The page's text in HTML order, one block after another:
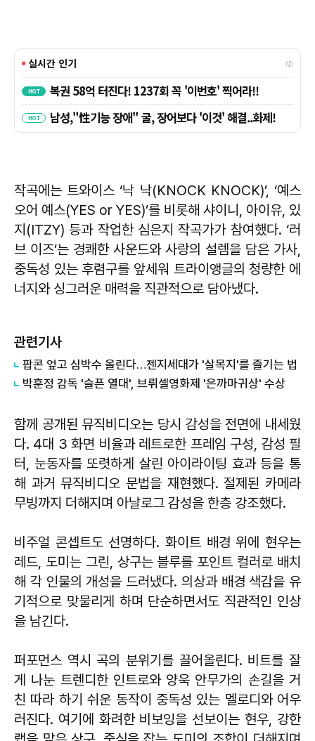
작곡에는 트와이스 ‘낙 낙(KNOCK KNOCK)’, ‘예스
오어 예스(YES or YES)’를 비롯해 샤이니, 아이유, 있
지(ITZY) 등과 작업한 심은지 작곡가가 참여했다. ‘러
브 이즈’는 경쾌한 사운드와 사랑의 설렘을 담은 가사,
중독성 있는 후렴구를 앞세워 트라이앵글의 청량한 에
너지와 싱그러운 매력을 직관적으로 담아냈다.
관련기사
팝콘 엎고 심박수 올린다…젠지세대가 '살목지'를 즐기는 법
박훈정 감독 '슬픈 열대', 브뤼셀영화제 '은까마귀상' 수상
함께 공개된 뮤직비디오는 당시 감성을 전면에 내세웠
다. 4대 3 화면 비율과 레트로한 프레임 구성, 감성 필
터, 눈동자를 또렷하게 살린 아이라이팅 효과 등을 통
해 과거 뮤직비디오 문법을 재현했다. 절제된 카메라
무빙까지 더해지며 아날로그 감성을 한층 강조했다.
비주얼 콘셉트도 선명하다. 화이트 배경 위에 현우는
레드, 도미는 그린, 상구는 블루를 포인트 컬러로 배치
해 각 인물의 개성을 드러냈다. 의상과 배경 색감을 유
기적으로 맞물리게 하며 단순하면서도 직관적인 인상
을 남긴다.
퍼포먼스 역시 곡의 분위기를 끌어올린다. 비트를 잘
게 나눈 트렌디한 인트로와 양욱 안무가의 손길을 거
친 따라 하기 쉬운 동작이 중독성 있는 멜로디와 어우
러진다. 여기에 화려한 비보잉을 선보이는 현우, 강한